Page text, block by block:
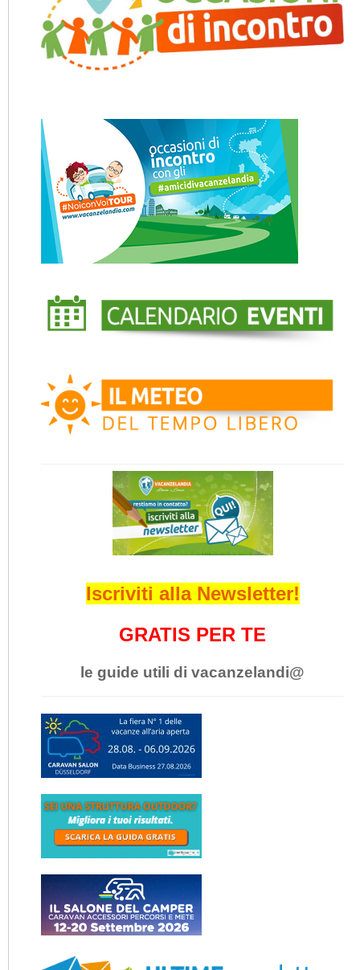
Iscriviti alla Newsletter!
GRATIS PER TE
le guide utili di vacanzelandi@